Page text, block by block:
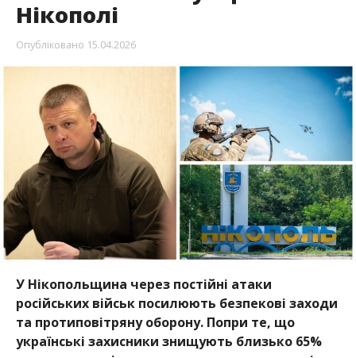
Нікополі
Опубліковано 15.04.2026
У Нікопольщина через постійні атаки
російських військ посилюють безпекові заходи
та протиповітряну оборону. Попри те, що
українські захисники знищують близько 65%